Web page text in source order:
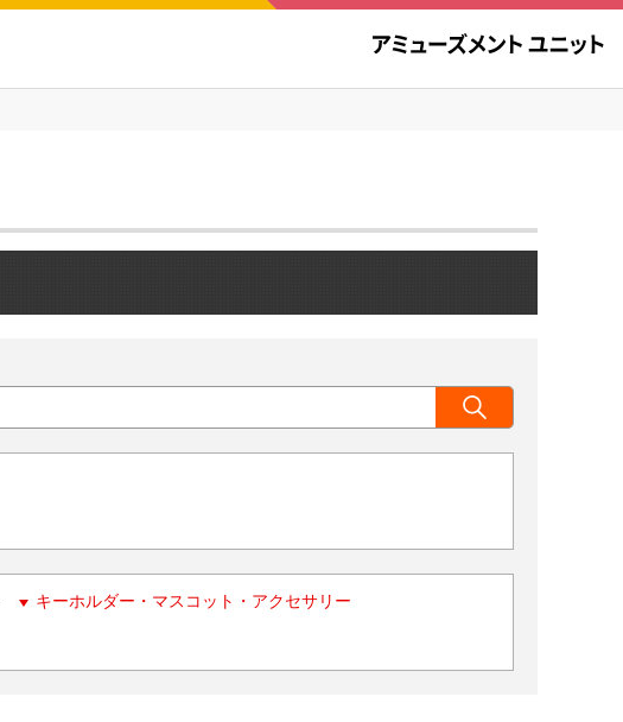
キーホルダー・マスコット・アクセサリー